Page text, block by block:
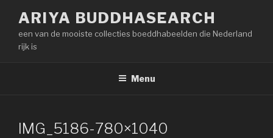
inhoud
springen
ARIYA BUDDHASEARCH
een van de mooiste collecties boeddhabeelden die Nederland
rijk is
Menu
IMG_5186-780×1040